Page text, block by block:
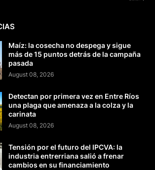
Maíz: la cosecha no despega y sigue
más de 15 puntos detrás de la campaña
pasada
August 08, 2026
Detectan por primera vez en Entre Ríos
una plaga que amenaza a la colza y la
carinata
August 08, 2026
Tensión por el futuro del IPCVA: la
industria entrerriana salió a frenar
cambios en su financiamiento